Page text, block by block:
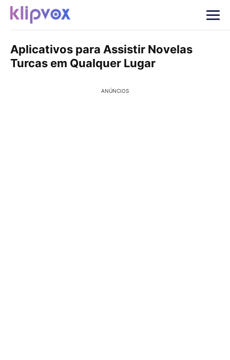
Aplicativos para Assistir Novelas
Turcas em Qualquer Lugar
ANÚNCIOS